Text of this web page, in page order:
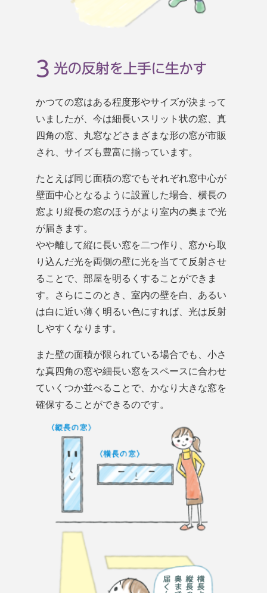
かつての窓はある程度形やサイズが決まって
いましたが、今は細長いスリット状の窓、真
四角の窓、丸窓などさまざまな形の窓が市販
され、サイズも豊富に揃っています。
たとえば同じ面積の窓でもそれぞれ窓中心が
壁面中心となるように設置した場合、横長の
窓より縦長の窓のほうがより室内の奥まで光
が届きます。
やや離して縦に長い窓を二つ作り、窓から取
り込んだ光を両側の壁に光を当てて反射させ
ることで、部屋を明るくすることができま
す。さらにこのとき、室内の壁を白、あるい
は白に近い薄く明るい色にすれば、光は反射
しやすくなります。
また壁の面積が限られている場合でも、小さ
な真四角の窓や細長い窓をスペースに合わせ
ていくつか並べることで、かなり大きな窓を
確保することができるのです。